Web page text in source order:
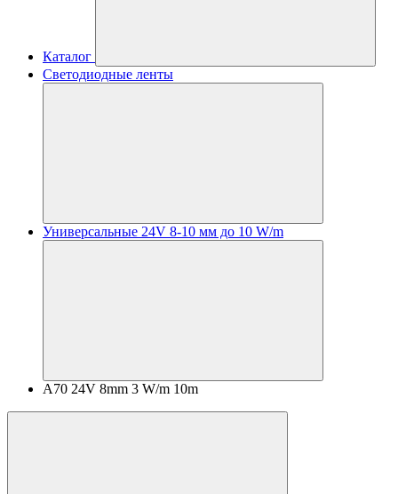
Каталог
Светодиодные ленты
Универсальные 24V 8-10 мм до 10 W/m
A70 24V 8mm 3 W/m 10m